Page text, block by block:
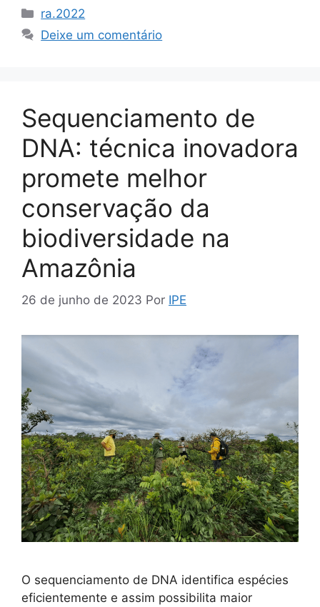
ra.2022
Deixe um comentário
Sequenciamento de
DNA: técnica inovadora
promete melhor
conservação da
biodiversidade na
Amazônia
26 de junho de 2023 Por IPE
O sequenciamento de DNA identifica espécies
eficientemente e assim possibilita maior